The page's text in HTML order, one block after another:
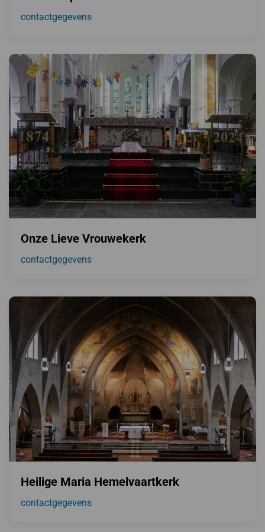
contactgegevens
Onze Lieve Vrouwekerk
contactgegevens
Heilige Maria Hemelvaartkerk
contactgegevens